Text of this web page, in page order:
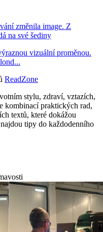
změnila image. Z
na své šediny
vizuální proměnou.
ReadZone
stylu, zdraví, vztazích,
kombinací praktických rad,
textů, které dokážou
tipy do každodenního